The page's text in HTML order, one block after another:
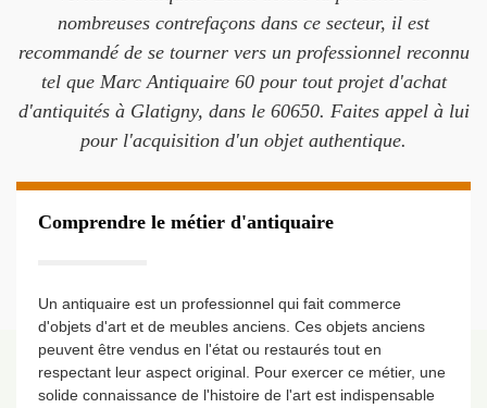
nombreuses contrefaçons dans ce secteur, il est
recommandé de se tourner vers un professionnel reconnu
tel que Marc Antiquaire 60 pour tout projet d'achat
d'antiquités à Glatigny, dans le 60650. Faites appel à lui
pour l'acquisition d'un objet authentique.
Comprendre le métier d'antiquaire
Un antiquaire est un professionnel qui fait commerce
d'objets d'art et de meubles anciens. Ces objets anciens
peuvent être vendus en l'état ou restaurés tout en
respectant leur aspect original. Pour exercer ce métier, une
solide connaissance de l'histoire de l'art est indispensable